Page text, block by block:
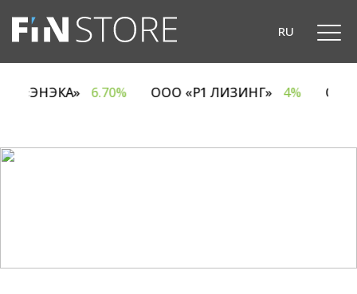
RU
«ЭНЭКА» 6.70% ООО «Р1 ЛИЗИНГ» 4%